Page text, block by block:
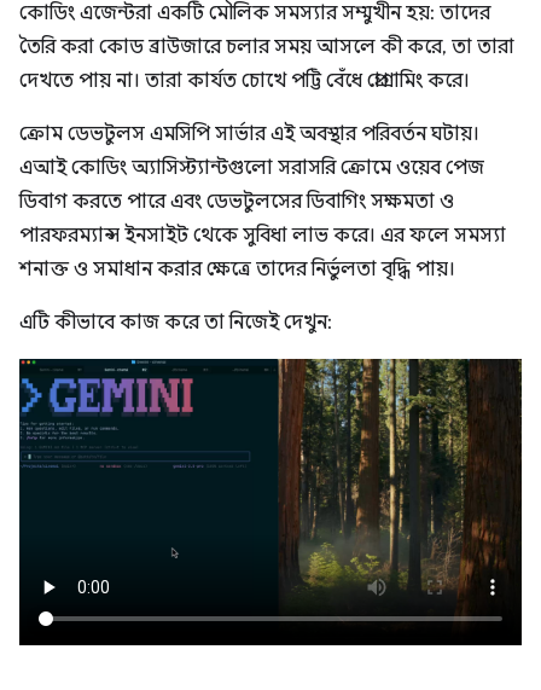
কোডিং এজেন্টরা একটি মৌলিক সমস্যার সম্মুখীন হয়: তাদের
তৈরি করা কোড ব্রাউজারে চলার সময় আসলে কী করে, তা তারা
দেখতে পায় না। তারা কার্যত চোখে পট্টি বেঁধে প্রোগ্রামিং করে।
ক্রোম ডেভটুলস এমসিপি সার্ভার এই অবস্থার পরিবর্তন ঘটায়।
এআই কোডিং অ্যাসিস্ট্যান্টগুলো সরাসরি ক্রোমে ওয়েব পেজ
ডিবাগ করতে পারে এবং ডেভটুলসের ডিবাগিং সক্ষমতা ও
পারফরম্যান্স ইনসাইট থেকে সুবিধা লাভ করে। এর ফলে সমস্যা
শনাক্ত ও সমাধান করার ক্ষেত্রে তাদের নির্ভুলতা বৃদ্ধি পায়।
এটি কীভাবে কাজ করে তা নিজেই দেখুন: